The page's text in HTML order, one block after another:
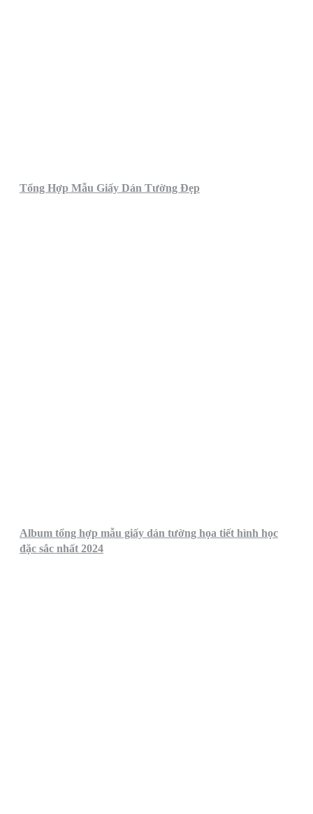
Tổng Hợp Mẫu Giấy Dán Tường Đẹp
Album tổng hợp mẫu giấy dán tường họa tiết hình học
đặc sắc nhất 2024